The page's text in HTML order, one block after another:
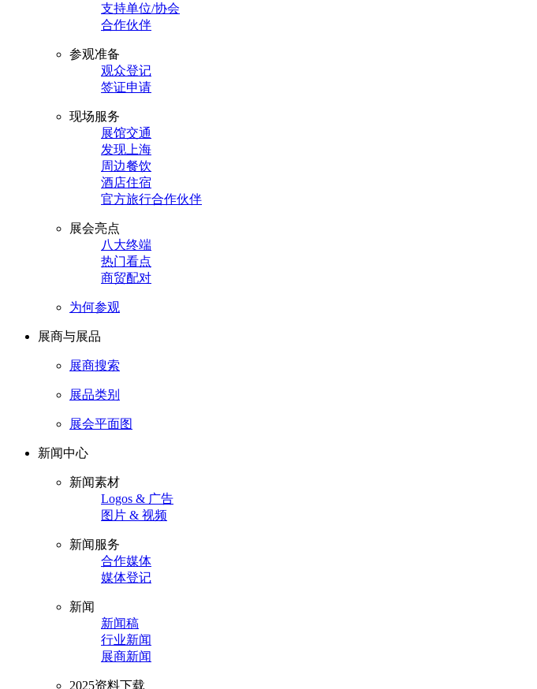
支持单位/协会
合作伙伴
参观准备
观众登记
签证申请
现场服务
展馆交通
发现上海
周边餐饮
酒店住宿
官方旅行合作伙伴
展会亮点
八大终端
热门看点
商贸配对
为何参观
展商与展品
展商搜索
展品类别
展会平面图
新闻中心
新闻素材
Logos & 广告
图片 & 视频
新闻服务
合作媒体
媒体登记
新闻
新闻稿
行业新闻
展商新闻
2025资料下载